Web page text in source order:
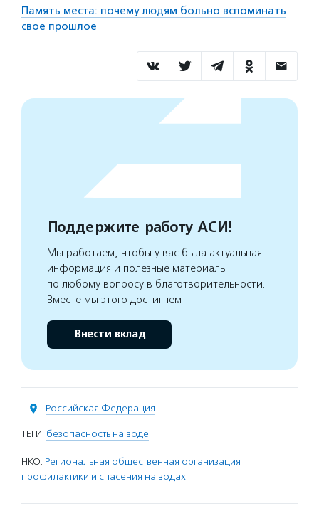
Память места: почему людям больно вспоминать
свое прошлое
Поддержите работу АСИ!
Мы работаем, чтобы у вас была актуальная
информация и полезные материалы
по любому вопросу в благотворительности.
Вместе мы этого достигнем
Внести вклад
Российская Федерация
ТЕГИ: безопасность на воде
НКО: Региональная общественная организация
профилактики и спасения на водах